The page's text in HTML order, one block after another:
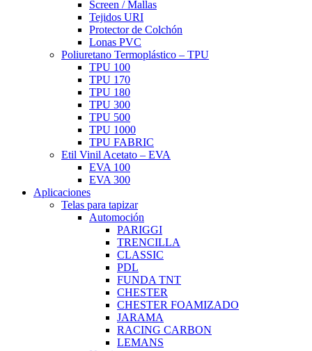
Screen / Mallas
Tejidos URI
Protector de Colchón
Lonas PVC
Poliuretano Termoplástico – TPU
TPU 100
TPU 170
TPU 180
TPU 300
TPU 500
TPU 1000
TPU FABRIC
Etil Vinil Acetato – EVA
EVA 100
EVA 300
Aplicaciones
Telas para tapizar
Automoción
PARIGGI
TRENCILLA
CLASSIC
PDL
FUNDA TNT
CHESTER
CHESTER FOAMIZADO
JARAMA
RACING CARBON
LEMANS